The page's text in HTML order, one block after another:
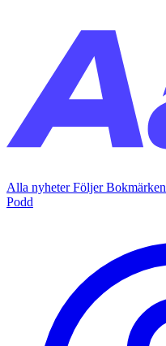
Alla nyheterFöljerBokmärken
Podd